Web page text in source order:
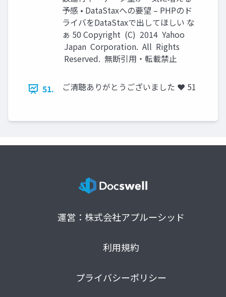
予感 • DataStaxへの要望 – PHPのド
ライバをDataStaxで出してほしい な
ぁ 50 Copyright (C) 2014 Yahoo
Japan Corporation. All Rights
Reserved. 無断引用・転載禁止
51. ご清聴ありがとうございました ❤ 51
運営：株式会社アプルーシッド
利用規約
プライバシーポリシー